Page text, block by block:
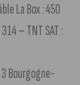
La Box : 450
– TNT SAT :
Bourgogne-